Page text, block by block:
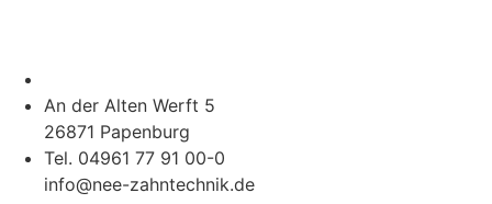
An der Alten Werft 5
26871 Papenburg
Tel. 04961 77 91 00-0
info@nee-zahntechnik.de